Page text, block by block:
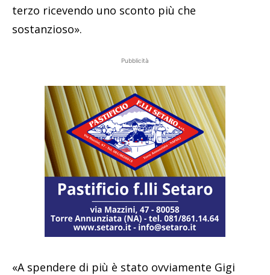
terzo ricevendo uno sconto più che
sostanzioso».
Pubblicità
«A spendere di più è stato ovviamente Gigi